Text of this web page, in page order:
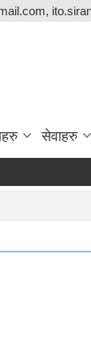
सेवाहरु